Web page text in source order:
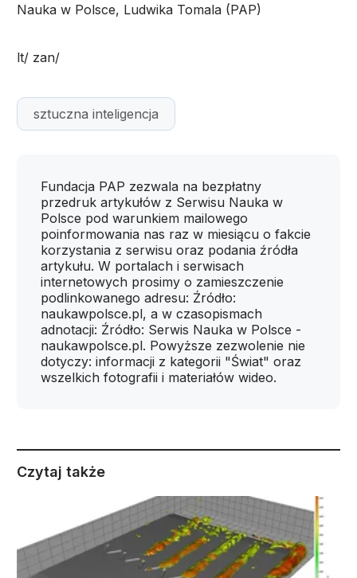
Nauka w Polsce, Ludwika Tomala (PAP)
lt/ zan/
sztuczna inteligencja
Fundacja PAP zezwala na bezpłatny
przedruk artykułów z Serwisu Nauka w
Polsce pod warunkiem mailowego
poinformowania nas raz w miesiącu o fakcie
korzystania z serwisu oraz podania źródła
artykułu. W portalach i serwisach
internetowych prosimy o zamieszczenie
podlinkowanego adresu: Źródło:
naukawpolsce.pl, a w czasopismach
adnotacji: Źródło: Serwis Nauka w Polsce -
naukawpolsce.pl. Powyższe zezwolenie nie
dotyczy: informacji z kategorii "Świat" oraz
wszelkich fotografii i materiałów wideo.
Czytaj także